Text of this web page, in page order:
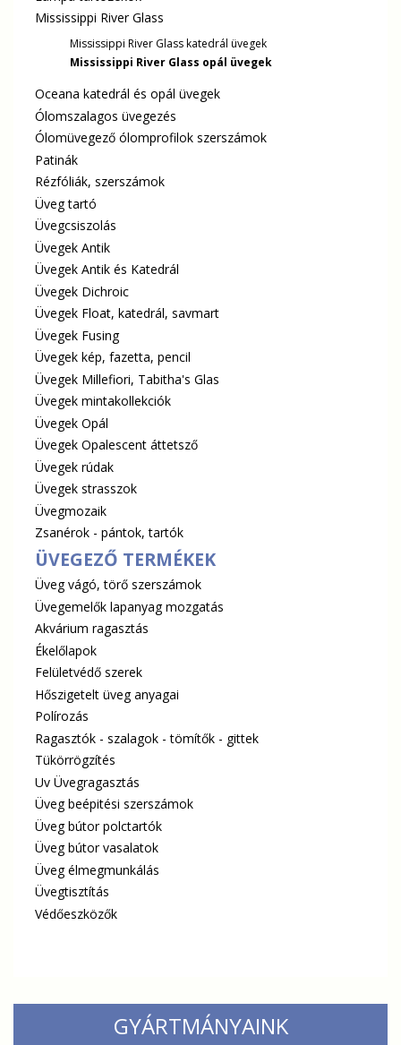
Mississippi River Glass
Mississippi River Glass katedrál üvegek
Mississippi River Glass opál üvegek
Oceana katedrál és opál üvegek
Ólomszalagos üvegezés
Ólomüvegező ólomprofilok szerszámok
Patinák
Rézfóliák, szerszámok
Üveg tartó
Üvegcsiszolás
Üvegek Antik
Üvegek Antik és Katedrál
Üvegek Dichroic
Üvegek Float, katedrál, savmart
Üvegek Fusing
Üvegek kép, fazetta, pencil
Üvegek Millefiori, Tabitha's Glas
Üvegek mintakollekciók
Üvegek Opál
Üvegek Opalescent áttetsző
Üvegek rúdak
Üvegek strasszok
Üvegmozaik
Zsanérok - pántok, tartók
ÜVEGEZŐ TERMÉKEK
Üveg vágó, törő szerszámok
Üvegemelők lapanyag mozgatás
Akvárium ragasztás
Ékelőlapok
Felületvédő szerek
Hőszigetelt üveg anyagai
Polírozás
Ragasztók - szalagok - tömítők - gittek
Tükörrögzítés
Uv Üvegragasztás
Üveg beépitési szerszámok
Üveg bútor polctartók
Üveg bútor vasalatok
Üveg élmegmunkálás
Üvegtisztítás
Védőeszközők
GYÁRTMÁNYAINK